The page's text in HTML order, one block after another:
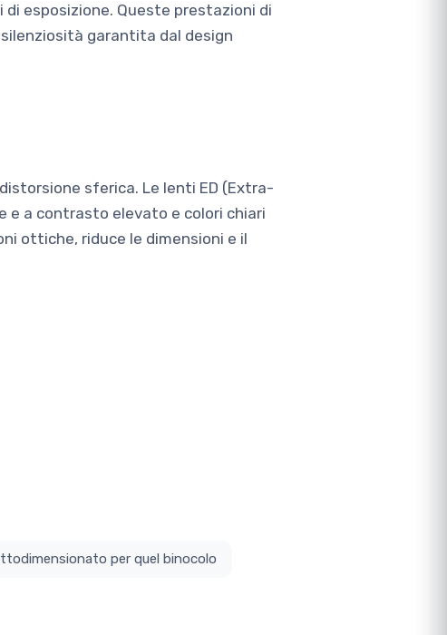
esposizione. Queste prestazioni di
garantita dal design
sferica. Le lenti ED (Extra-
e a contrasto elevato e colori chiari
ottiche, riduce le dimensioni e il
po sottodimensionato per quel binocolo